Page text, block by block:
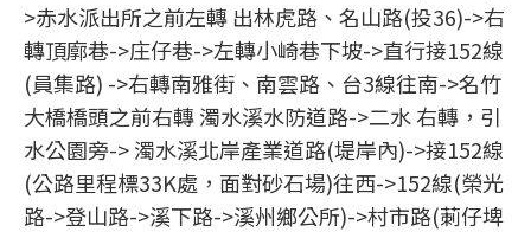
>赤水派出所之前左轉 出林虎路、名山路(投36)->右
轉頂廓巷->庄仔巷->左轉小崎巷下坡->直行接152線
(員集路) ->右轉南雅街、南雲路、台3線往南->名竹
大橋橋頭之前右轉 濁水溪水防道路->二水 右轉，引
水公園旁-> 濁水溪北岸產業道路(堤岸內)->接152線
(公路里程標33K處，面對砂石場)往西->152線(榮光
路->登山路->溪下路->溪州鄉公所)->村市路(莿仔埤